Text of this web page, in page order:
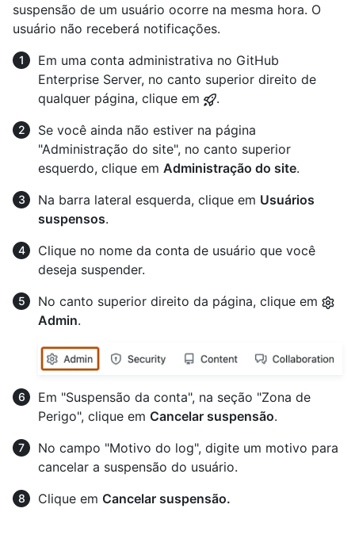
suspensão de um usuário ocorre na mesma hora. O
usuário não receberá notificações.
Em uma conta administrativa no GitHub
Enterprise Server, no canto superior direito de
qualquer página, clique em
.
Se você ainda não estiver na página
"Administração do site", no canto superior
esquerdo, clique em Administração do site.
Na barra lateral esquerda, clique em Usuários
suspensos.
Clique no nome da conta de usuário que você
deseja suspender.
No canto superior direito da página, clique em
Admin.
Em "Suspensão da conta", na seção "Zona de
Perigo", clique em Cancelar suspensão.
No campo "Motivo do log", digite um motivo para
cancelar a suspensão do usuário.
Clique em Cancelar suspensão.